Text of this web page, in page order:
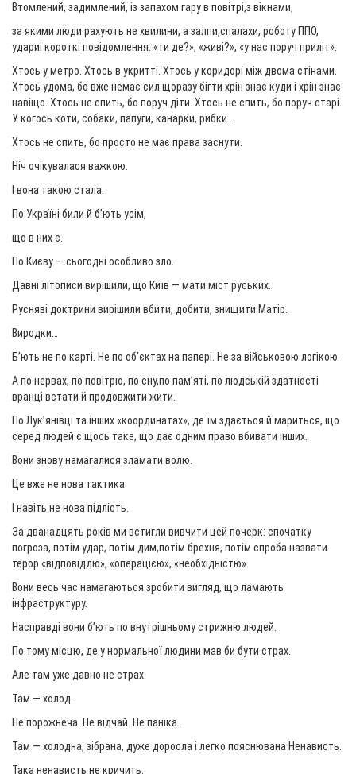
Втомлений, задимлений, із запахом гару в повітрі,з вікнами,
за якими люди рахують не хвилини, а залпи,спалахи, роботу ППО,
удариі короткі повідомлення: «ти де?», «живі?», «у нас поруч приліт».
Хтось у метро. Хтось в укритті. Хтось у коридорі між двома стінами.
Хтось удома, бо вже немає сил щоразу бігти хрін знає куди і хрін знає
навіщо. Хтось не спить, бо поруч діти. Хтось не спить, бо поруч старі.
У когось коти, собаки, папуги, канарки, рибки…
Хтось не спить, бо просто не має права заснути.
Ніч очікувалася важкою.
І вона такою стала.
По Україні били й б’ють усім,
що в них є.
По Києву — сьогодні особливо зло.
Давні літописи вирішили, що Київ — мати міст руських.
Русняві доктрини вирішили вбити, добити, знищити Матір.
Виродки…
Б’ють не по карті. Не по об’єктах на папері. Не за військовою логікою.
А по нервах, по повітрю, по сну,по пам’яті, по людській здатності
вранці встати й продовжити жити.
По Лук’янівці та інших «координатах», де їм здається й мариться, що
серед людей є щось таке, що дає одним право вбивати інших.
Вони знову намагалися зламати волю.
Це вже не нова тактика.
І навіть не нова підлість.
За дванадцять років ми встигли вивчити цей почерк: спочатку
погроза, потім удар, потім дим,потім брехня, потім спроба назвати
терор «відповіддю», «операцією», «необхідністю».
Вони весь час намагаються зробити вигляд, що ламають
інфраструктуру.
Насправді вони б’ють по внутрішньому стрижню людей.
По тому місцю, де у нормальної людини мав би бути страх.
Але там уже давно не страх.
Там — холод.
Не порожнеча. Не відчай. Не паніка.
Там — холодна, зібрана, дуже доросла і легко пояснювана Ненависть.
Така ненависть не кричить.